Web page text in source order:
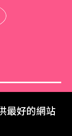
最好的網站